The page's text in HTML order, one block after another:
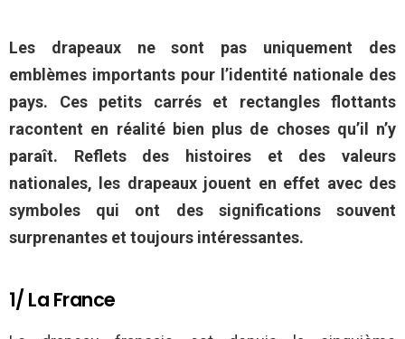
Les drapeaux ne sont pas uniquement des
emblèmes importants pour l’identité nationale des
pays. Ces petits carrés et rectangles flottants
racontent en réalité bien plus de choses qu’il n’y
paraît. Reflets des histoires et des valeurs
nationales, les drapeaux jouent en effet avec des
symboles qui ont des significations souvent
surprenantes et toujours intéressantes.
1/ La France